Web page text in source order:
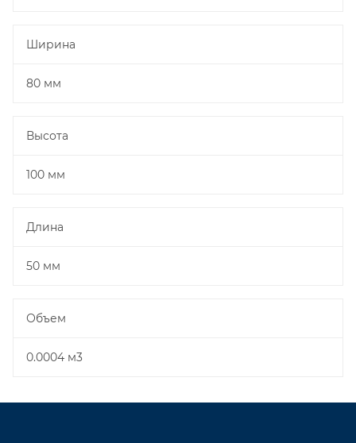
Ширина
80 мм
Высота
100 мм
Длина
50 мм
Объем
0.0004 м3